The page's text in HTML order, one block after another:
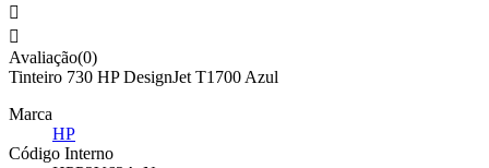


Avaliação(0)
Tinteiro 730 HP DesignJet T1700 Azul
Marca
HP
Código Interno